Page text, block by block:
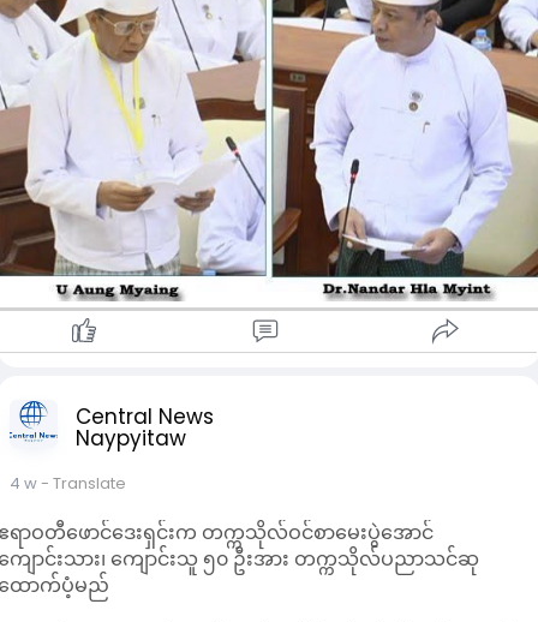
ျားအား တာဝန်ဖြင့်ဖြစ်စေ၊ အခြားမည်သည့်အကြောင်းကိစ္စဖြင့်ဖြစ်
ေ အခမဲ့ခရီးသွားလာခွင့် စီမံဆောင်ရွက်ပေးနိုင်ခြင်း ရှိ၊ မရှိကို
ေးမြန်းခဲ့ခြင်းဖြစ်သည်။
င်းနှင့်ပတ်သက်၍ ဒုတိယဝန်ကြီးက နိုင်ငံ့ဝန်ထမ်းများ တာဝန်အရ
ရီးသွားလာရာတွင် ဒေသန္တရနှုန်းထားများနှင့်အညီ အမှန်တကယ်
န်ကျသည့် ခရီးစရိတ်ကို နိုင်ငံတော်က သက်ဆိုင်ရာဌာန၏ ဘဏ္ဍာ
ေမှ ပြန်လည်ကျခံပေးလျက်ရှိကြောင်း၊ သို့သော် တာဝန်မဟုတ်
ည့် ကိုယ်ရေးကိုယ်တာခရီးသွားလာမှုများအတွက် အခမဲ့ခရီးသွား
င့် ပြုလုပ်ပေးရန် အစီအစဉ်မရှိကြောင်း ရှင်းလင်းပြောကြားခဲ့
ည်။
ပြင် တာဝန်ဖြင့် ခရီးသွားသည့် ဝန်ထမ်းများအတွက် တစ်ရက်လျှ
ေ့တွက်စရိတ် ကျပ် ၄,၈၀၀ နှုန်းနှင့် တည်းခိုစရိတ်ကို ရာထူးအဆင့်
င့် မြို့အလိုက် သတ်မှတ်နှုန်းထားများဖြင့် ခံစားခွင့်ပြုထားကြောင်း
အပ်ပါက တည်းခိုစရိတ်နှင့် နေ့တွက်စရိတ်နှုန်းထားများကို
တည်၍ နိုင်ငံတော်က ဆက်လက်စဉ်းစားဆောင်ရွက်သွားမည်
ြစ်ကြောင်း ဒုတိယဝန်ကြီးက ပြောကြားခဲ့သည်။
Central News
Naypyitaw
4 w- Translate
ရာဝတီဖောင်ဒေးရှင်းက တက္ကသိုလ်ဝင်စာမေးပွဲအောင်
ျောင်းသား၊ ကျောင်းသူ ၅၀ ဦးအား တက္ကသိုလ်ပညာသင်ဆု
ောက်ပံ့မည်